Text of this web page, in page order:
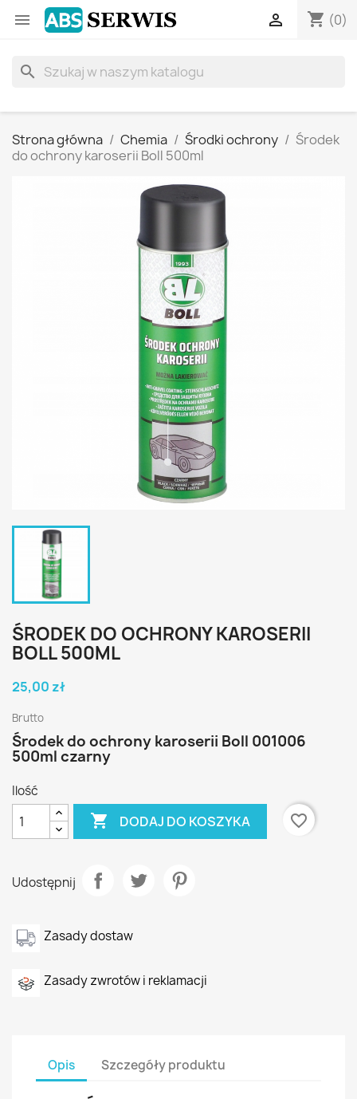
 shopping_cart (0)

search
Strona główna Chemia Środki ochrony
Środek
do ochrony karoserii Boll 500ml
ŚRODEK DO OCHRONY KAROSERII
BOLL 500ML
25,00 zł
Brutto
Środek do ochrony karoserii Boll 001006
500ml czarny
Ilość
 DODAJ DO KOSZYKA favorite_border
Udostępnij
Zasady dostaw
Zasady zwrotów i reklamacji
Opis Szczegóły produktu